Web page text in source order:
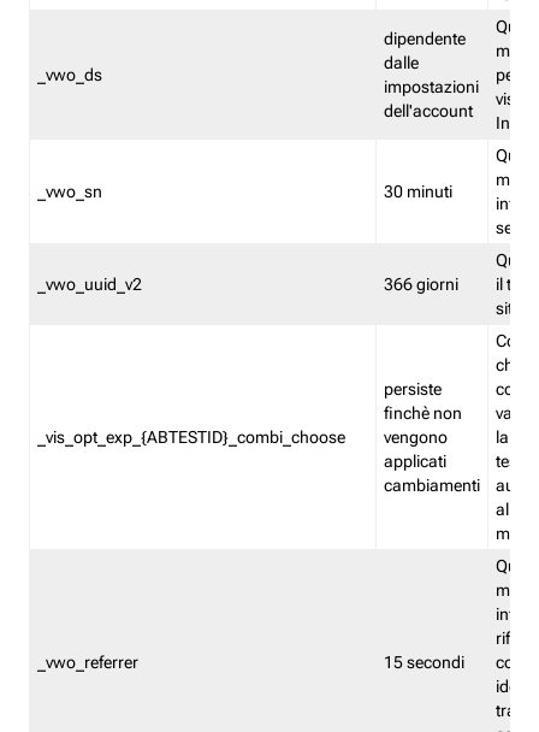
_vwo_ds
dipendente
dalle
impostazioni
dell'account
_vwo_sn 30 minuti
_vwo_uuid_v2 366 giorni
il
sito
_vis_opt_exp_{ABTESTID}_combi_choose
persiste
finchè non
vengono
applicati
cambiamenti
che
la
test.
_vwo_referrer 15 secondi